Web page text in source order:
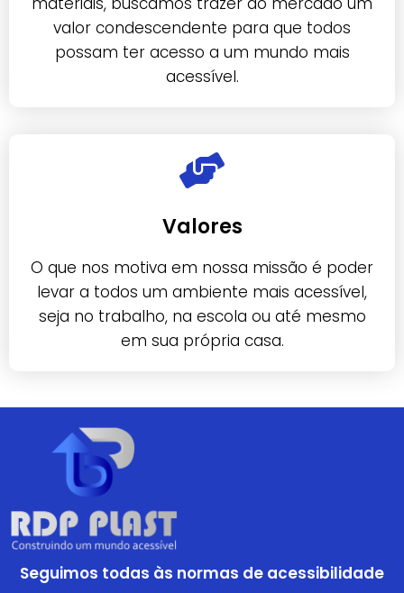
valor condescendente para que todos
possam ter acesso a um mundo mais
acessível.
Valores
O que nos motiva em nossa missão é poder
levar a todos um ambiente mais acessível,
seja no trabalho, na escola ou até mesmo
em sua própria casa.
Seguimos todas às normas de acessibilidade